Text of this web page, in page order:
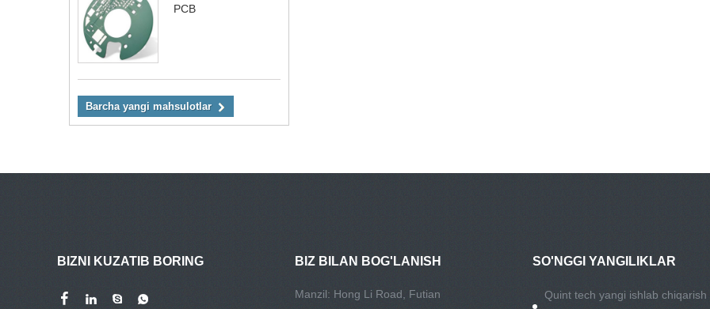
PCB
Barcha yangi mahsulotlar
BIZNI KUZATIB BORING BIZ BILAN BOG'LANISH
Manzil: Hong Li Road, Futian
SO'NGGI YANGILIKLAR
Quint tech yangi ishlab chiqarish